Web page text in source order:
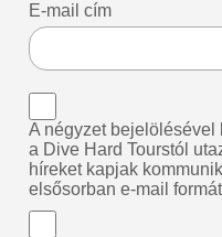
E-mail cím
A négyzet
a Dive Hard Tourstól
híreket kapjak
elsősorban e-mail